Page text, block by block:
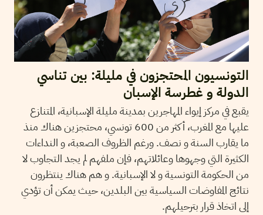
التونسيون المحتجزون في مليلة: بين تناسي
الدولة و غطرسة الإسبان
يقبع في مركز إيواء المهاجرين بمدينة مليلة الإسبانية، المتنازع
عليها مع المغرب، أكثر من 600 تونسي، محتجزين هناك منذ
ما يقارب السنة و نصف. ورغم الظروف الصعبة، و النداءات
الكثيرة التي وجهوها وعائلاتهم، فإن ملفهم لم يجد التجاوب لا
من الحكومة التونسية و لا الإسبانية. و هم هناك ينتظرون
نتائج المفاوضات السياسية بين البلدين، حيث يمكن أن تؤدي
إلى اتخاذ قرار بترحيلهم.